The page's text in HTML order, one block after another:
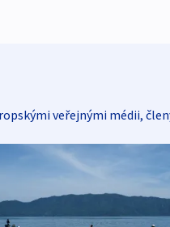
veřejnými médii,